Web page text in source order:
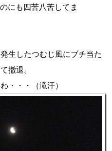
にも四苦八苦してま
生したつむじ風にブチ当た
撤退。
・・・（滝汗）